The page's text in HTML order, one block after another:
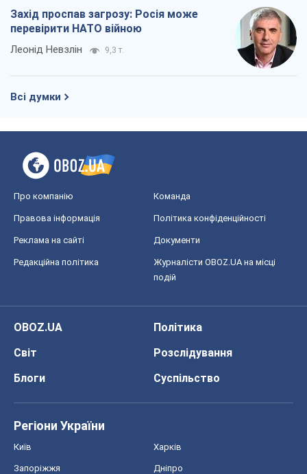
Захід проспав загрозу: Росія може
перевірити НАТО війною
Леонід Невзлін 9,3 т.
Всі думки
Про компанію Команда
Правова інформація Політика конфіденційності
Реклама на сайті Документи
Редакційна політика
Журналісти OBOZ.UA на місці
подій
OBOZ.UA
Політика
Світ
Розслідування
Блоги
Суспільство
Регіони України
Київ Харків
Запоріжжя Дніпро